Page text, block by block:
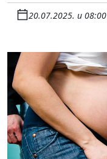
20.07.2025. u 08:00